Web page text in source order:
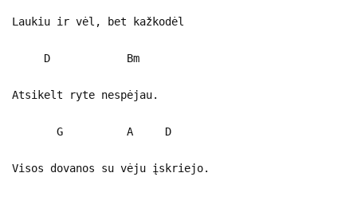
Laukiu ir vėl, bet kažkodėl
D Bm
Atsikelt ryte nespėjau.
G A D
Visos dovanos su vėju įskriejo.